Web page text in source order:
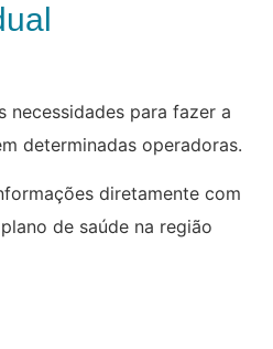
necessidades para fazer a
determinadas operadoras.
diretamente com
de saúde na região